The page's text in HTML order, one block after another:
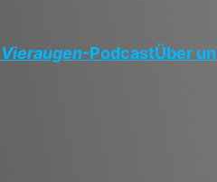
-PodcastÜber